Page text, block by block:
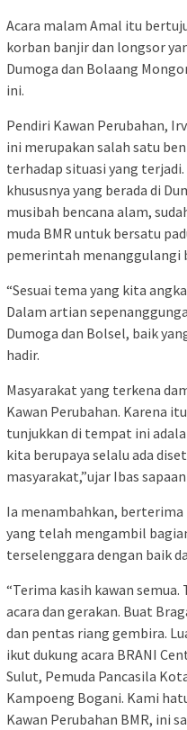
Acara malam Amal itu
korban banjir dan longsor
Dumoga dan Bolaang
ini.
Pendiri Kawan Perubahan,
ini merupakan salah satu
terhadap situasi yang
khususnya yang berada di
musibah bencana alam,
muda BMR untuk bersatu
pemerintah menanggulangi
“Sesuai tema yang kita
Dalam artian
Dumoga dan Bolsel, baik
hadir.
Masyarakat yang terkena
Kawan Perubahan. Karena
tunjukkan di tempat ini
kita berupaya selalu ada
masyarakat,”ujar Ibas
Ia menambahkan,
yang telah mengambil
terselenggara dengan baik
“Terima kasih kawan
acara dan gerakan. Buat
dan pentas riang gembira.
ikut dukung acara BRANI
Sulut, Pemuda Pancasila
Kampoeng Bogani. Kami
Kawan Perubahan BMR, ini